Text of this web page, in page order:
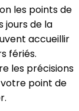
les points de
jours de la
accueillir
fériés.
les précisions
point de